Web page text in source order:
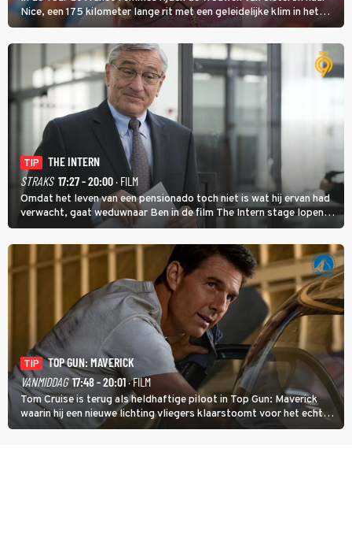
Nice, een 175 kilometer lange rit met een geleidelijke klim in het
midden. Dat is mogelijk niet de zwaarste hindernis, dat is de
temperatuur. Het kan in Nice namelijk bloedheet worden.
TIP
THE INTERN
STRAKS 17:27 - 20:00· FILM
Omdat het leven van een pensionado toch niet is wat hij ervan had
verwacht, gaat weduwnaar Ben in de film The Intern stage lopen
bij de hippe webwinkel van Jules, wat een gouden zet blijkt te zijn.
TIP
TOP GUN: MAVERICK
VANMIDDAG 17:48 - 20:01· FILM
Tom Cruise is terug als heldhaftige piloot in Top Gun: Maverick
waarin hij een nieuwe lichting vliegers klaarstoomt voor het echte
werk.